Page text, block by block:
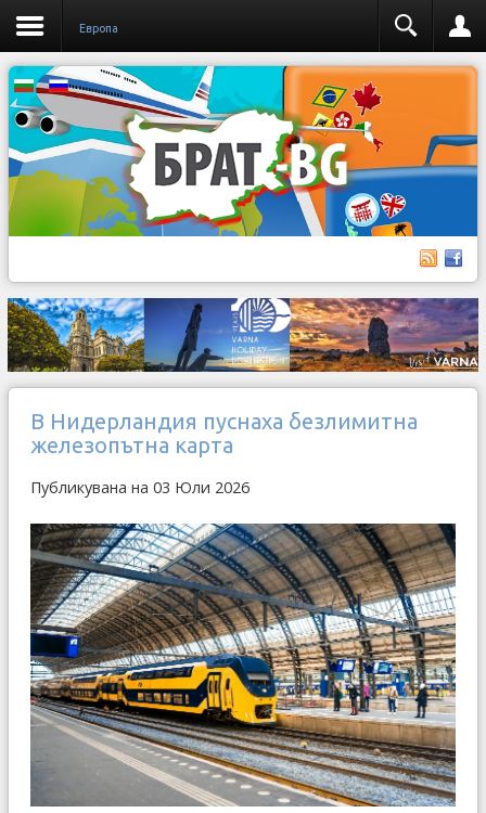
Европа
В Нидерландия пуснаха безлимитна
железопътна карта
Публикувана на 03 Юли 2026